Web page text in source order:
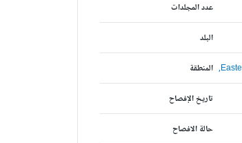
عدد المجلدات
البلد
المنطقة
تاريخ الإفصاح
حالة الافصاح